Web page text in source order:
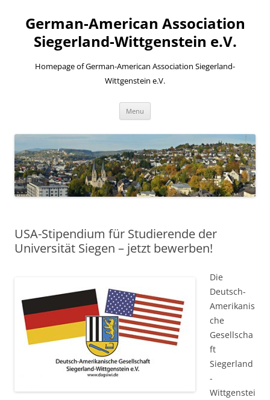
content
German-American Association
Siegerland-Wittgenstein e.V.
Homepage of German-American Association Siegerland-
Wittgenstein e.V.
Menu
USA-Stipendium für Studierende der
Universität Siegen – jetzt bewerben!
Die
Deutsch-
Amerikanis
che
Gesellscha
ft
Siegerland
-
Wittgenstei